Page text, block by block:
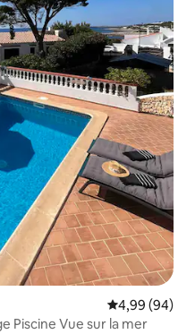
Évaluation
4,99 (94)
Piscine Vue sur la mer